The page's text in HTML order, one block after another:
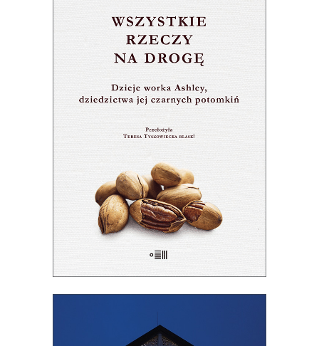
[EBOOK] WSZYSTKIE RZECZY
Premiera 18 sierpnia
zł 28.50
E-BOOK DO KOSZYKA